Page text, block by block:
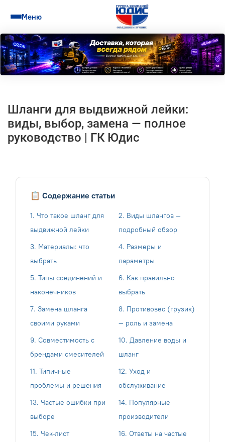
Меню
Шланги для выдвижной лейки:
виды, выбор, замена — полное
руководство | ГК Юдис
📋 Содержание статьи
1. Что такое шланг для
выдвижной лейки
2. Виды шлангов —
подробный обзор
3. Материалы: что
выбрать
4. Размеры и
параметры
5. Типы соединений и
наконечников
6. Как правильно
выбрать
7. Замена шланга
своими руками
8. Противовес (грузик)
— роль и замена
9. Совместимость с
брендами смесителей
10. Давление воды и
шланг
11. Типичные
проблемы и решения
12. Уход и
обслуживание
13. Частые ошибки при
выборе
14. Популярные
производители
15. Чек-лист
16. Ответы на частые